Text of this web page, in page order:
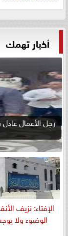
أخبار تهمك
رجل الأعمال
الإفتاء: نزيف
الوضوء ولا